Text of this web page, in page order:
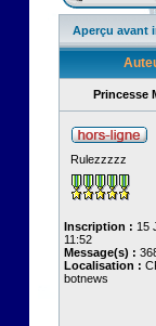
Aperçu avant
Princesse
Rulezzzzz
Inscription : 15
11:52
Message(s) :
Localisation :
botnews